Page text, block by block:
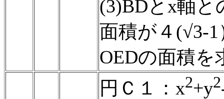
(3)BDとx軸と
面積が４(√3-
OEDの面積を
円Ｃ１：x2+y2